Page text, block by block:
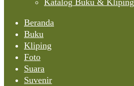
Katalog Buku & Kliping
Beranda
Buku
Kliping
Foto
Suara
Suvenir